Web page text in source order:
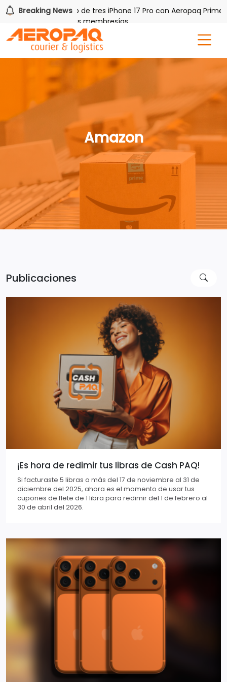
Breaking News
Gana uno de tres iPhone 17 Pro con Aeropaq Prime
meses nuevas membresías
Amazon
Publicaciones
¡Es hora de redimir tus libras de Cash PAQ!
Si facturaste 5 libras o más del 17 de noviembre al 31 de
diciembre del 2025, ahora es el momento de usar tus
cupones de flete de 1 libra para redimir del 1 de febrero al
30 de abril del 2026.